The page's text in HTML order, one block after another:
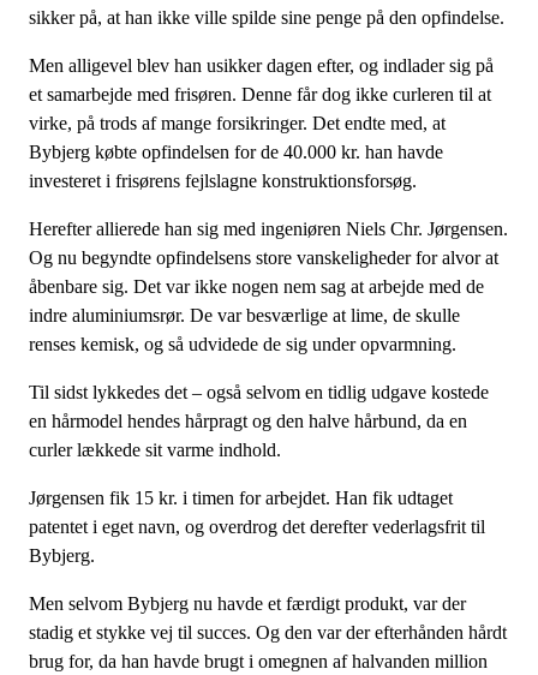
sikker på, at han ikke ville spilde sine penge på den opfindelse.
Men alligevel blev han usikker dagen efter, og indlader sig på
et samarbejde med frisøren. Denne får dog ikke curleren til at
virke, på trods af mange forsikringer. Det endte med, at
Bybjerg købte opfindelsen for de 40.000 kr. han havde
investeret i frisørens fejlslagne konstruktionsforsøg.
Herefter allierede han sig med ingeniøren Niels Chr. Jørgensen.
Og nu begyndte opfindelsens store vanskeligheder for alvor at
åbenbare sig. Det var ikke nogen nem sag at arbejde med de
indre aluminiumsrør. De var besværlige at lime, de skulle
renses kemisk, og så udvidede de sig under opvarmning.
Til sidst lykkedes det – også selvom en tidlig udgave kostede
en hårmodel hendes hårpragt og den halve hårbund, da en
curler lækkede sit varme indhold.
Jørgensen fik 15 kr. i timen for arbejdet. Han fik udtaget
patentet i eget navn, og overdrog det derefter vederlagsfrit til
Bybjerg.
Men selvom Bybjerg nu havde et færdigt produkt, var der
stadig et stykke vej til succes. Og den var der efterhånden hårdt
brug for, da han havde brugt i omegnen af halvanden million